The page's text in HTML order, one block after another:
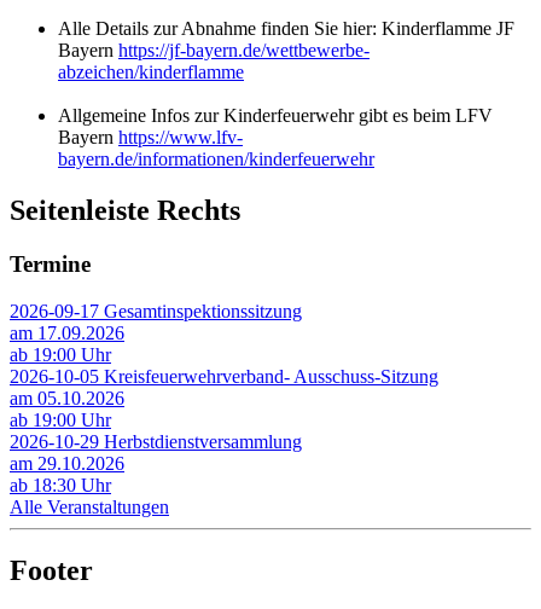
Alle Details zur Abnahme finden Sie hier: Kinderflamme JF
Bayern https://jf-bayern.de/wettbewerbe-
abzeichen/kinderflamme
Allgemeine Infos zur Kinderfeuerwehr gibt es beim LFV
Bayern https://www.lfv-
bayern.de/informationen/kinderfeuerwehr
Seitenleiste Rechts
Termine
2026-09-17 Gesamtinspektionssitzung
am 17.09.2026
ab 19:00 Uhr
2026-10-05 Kreisfeuerwehrverband- Ausschuss-Sitzung
am 05.10.2026
ab 19:00 Uhr
2026-10-29 Herbstdienstversammlung
am 29.10.2026
ab 18:30 Uhr
Alle Veranstaltungen
Footer